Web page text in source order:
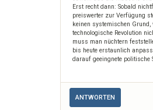
Erst recht dann: Sobald
preiswerter zur Verfügung
keinen systemischen
technologische Revolution
muss man nüchtern
bis heute erstaunlich
darauf geeingnete politische
ANTWORTEN